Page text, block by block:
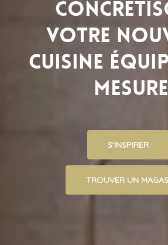
votre
Cuisine
mesure
S'INSPIRER
TROUVER UN